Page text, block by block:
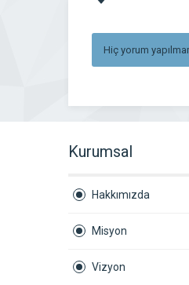
Hiç yorum
Kurumsal
Hakkımızda
Misyon
Vizyon